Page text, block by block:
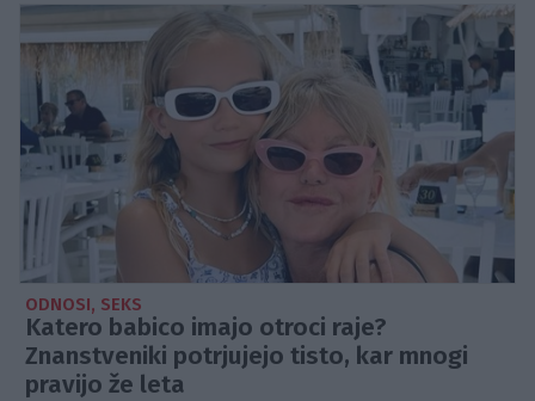
ODNOSI, SEKS
Katero babico imajo otroci raje?
Znanstveniki potrjujejo tisto, kar mnogi
pravijo že leta